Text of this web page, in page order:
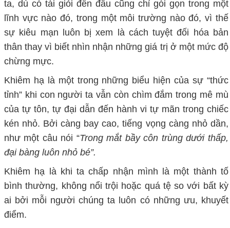
ta, dù có tài giỏi đến đâu cũng chỉ gói gọn trong một
lĩnh vực nào đó, trong một môi trường nào đó, vì thế
sự kiêu mạn luôn bị xem là cách tuyệt đối hóa bản
thân thay vì biết nhìn nhận những giá trị ở một mức độ
chừng mực.
Khiêm hạ là một trong những biểu hiện của sự “thức
tỉnh” khi con người ta vẫn còn chìm đắm trong mê mù
của tự tôn, tự đại dẫn đến hành vi tự mãn trong chiếc
kén nhỏ. Bởi càng bay cao, tiếng vọng càng nhỏ dần,
như một câu nói “Trong mắt bầy côn trùng dưới thấp,
đại bàng luôn nhỏ bé”.
Khiêm hạ là khi tachấp nhận mình là một thành tố
bình thường, không nổi trội hoặc quá tệ so với bất kỳ
ai bởi mỗi người chúng ta luôn có những ưu, khuyết
điểm.